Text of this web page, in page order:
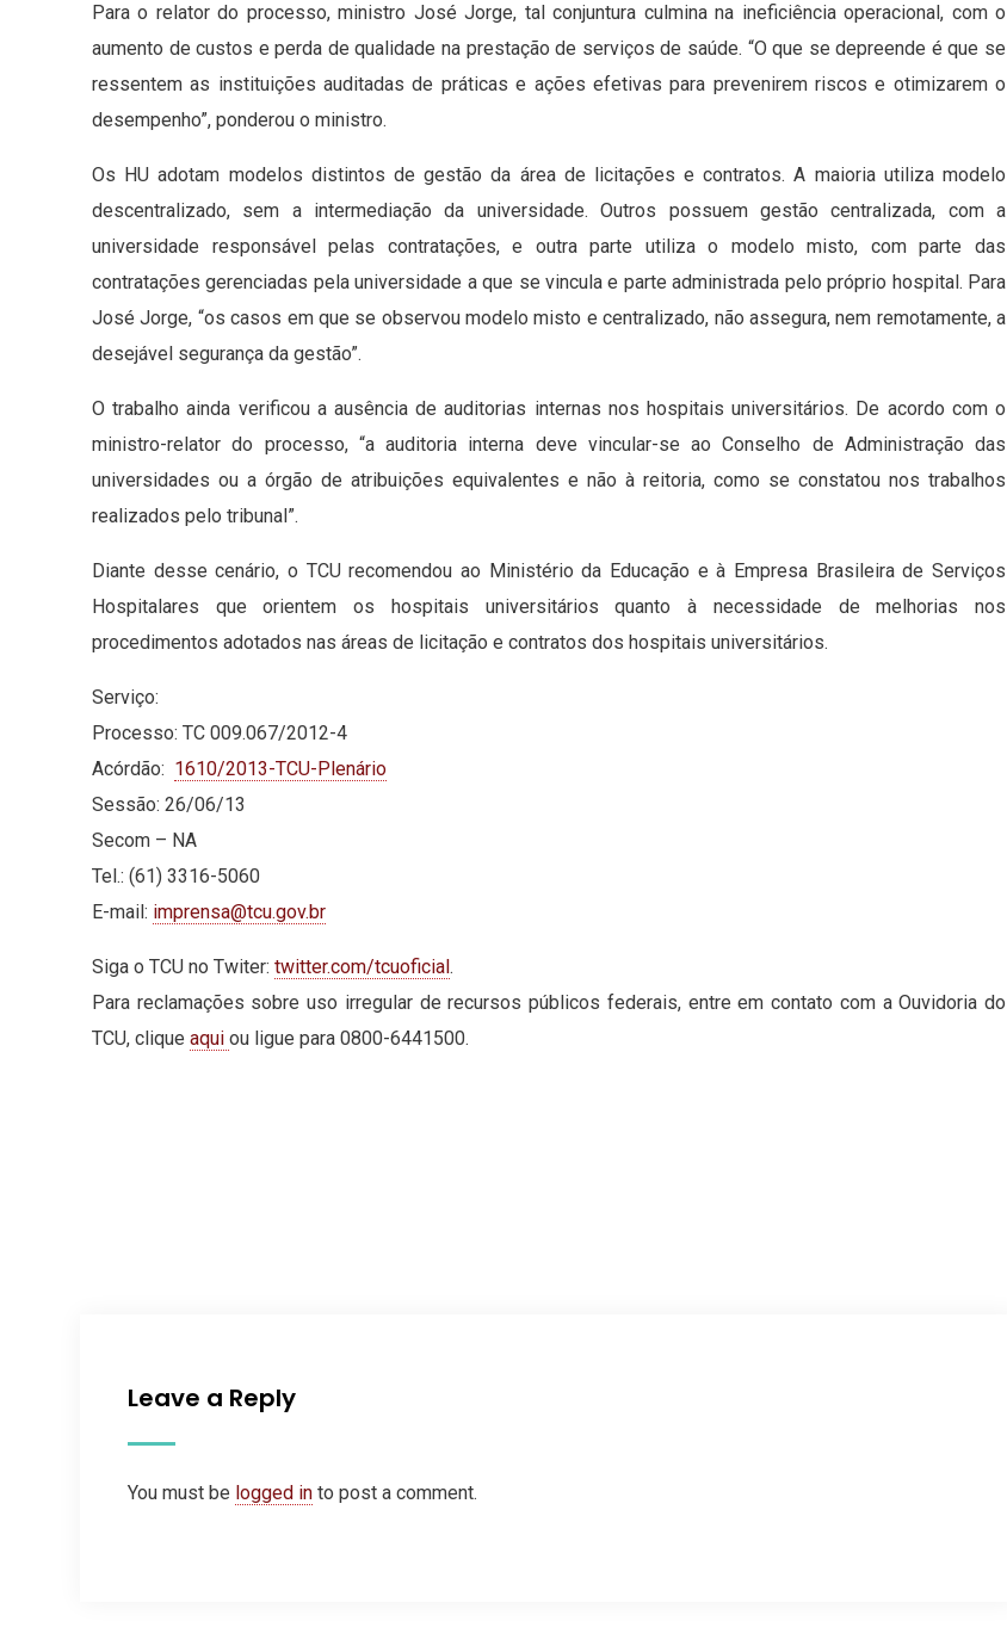
Para o relator do processo, ministro José Jorge, tal conjuntura culmina na ineficiência operacional, com o
aumento de custos e perda de qualidade na prestação de serviços de saúde. “O que se depreende é que se
ressentem as instituições auditadas de práticas e ações efetivas para prevenirem riscos e otimizarem o
desempenho”, ponderou o ministro.
Os HU adotam modelos distintos de gestão da área de licitações e contratos. A maioria utiliza modelo
descentralizado, sem a intermediação da universidade. Outros possuem gestão centralizada, com a
universidade responsável pelas contratações, e outra parte utiliza o modelo misto, com parte das
contratações gerenciadas pela universidade a que se vincula e parte administrada pelo próprio hospital. Para
José Jorge, “os casos em que se observou modelo misto e centralizado, não assegura, nem remotamente, a
desejável segurança da gestão”.
O trabalho ainda verificou a ausência de auditorias internas nos hospitais universitários. De acordo com o
ministro-relator do processo, “a auditoria interna deve vincular-se ao Conselho de Administração das
universidades ou a órgão de atribuições equivalentes e não à reitoria, como se constatou nos trabalhos
realizados pelo tribunal”.
Diante desse cenário, o TCU recomendou ao Ministério da Educação e à Empresa Brasileira de Serviços
Hospitalares que orientem os hospitais universitários quanto à necessidade de melhorias nos
procedimentos adotados nas áreas de licitação e contratos dos hospitais universitários.
Serviço:
Processo: TC 009.067/2012-4
Acórdão: 1610/2013-TCU-Plenário
Sessão: 26/06/13
Secom – NA
Tel.: (61) 3316-5060
E-mail: imprensa@tcu.gov.br
Siga o TCU no Twiter: twitter.com/tcuoficial .
Para reclamações sobre uso irregular de recursos públicos federais, entre em contato com a Ouvidoria do
TCU, clique aqui ou ligue para 0800-6441500.
Leave a Reply
You must be logged in to post a comment.